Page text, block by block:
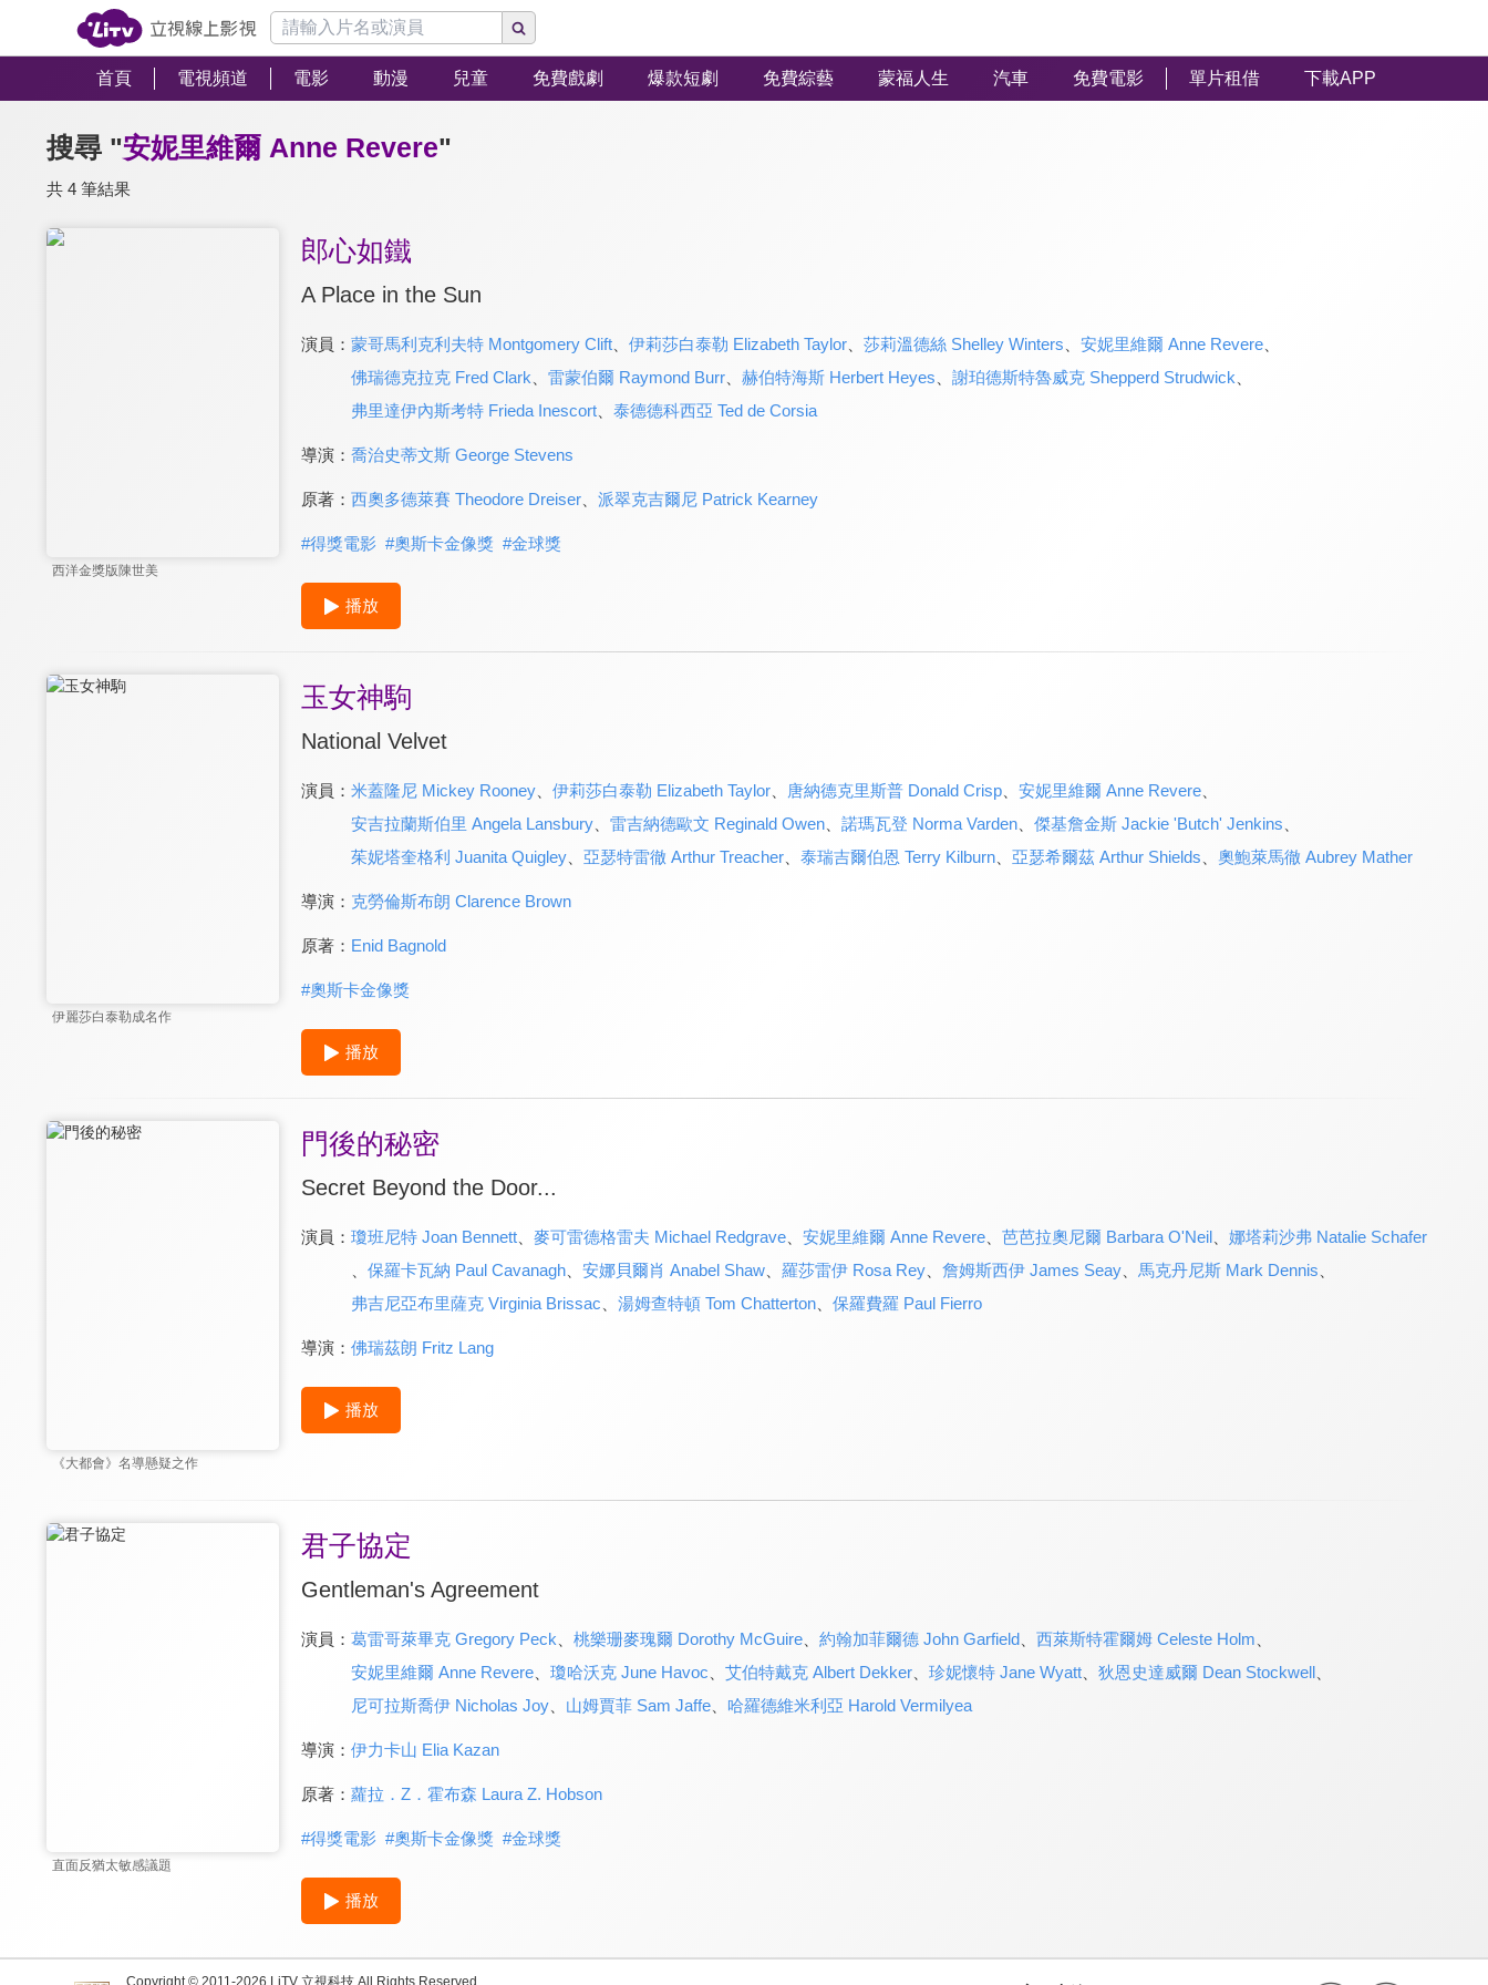
首頁 電視頻道 電影 動漫 兒童 免費戲劇 爆款短劇 免費綜藝 蒙福人生 汽車 免費電影 單片租借 下載APP
搜尋 "安妮里維爾 Anne Revere"
共 4 筆結果
西洋金獎版陳世美
郎心如鐵
A Place in the Sun
演員： 蒙哥馬利克利夫特 Montgomery Clift、 伊莉莎白泰勒 Elizabeth Taylor、 莎莉溫德絲 Shelley Winters 安妮里維爾 Anne Revere、
佛瑞德克拉克 Fred Clark
雷蒙伯爾 Raymond Burr、 赫伯特海斯 Herbert Heyes 謝珀德斯特魯威克 Shepperd Strudwick
弗里達伊內斯考特 Frieda Inescort、 泰德德科西亞 Ted de Corsia
導演： 喬治史蒂文斯 George Stevens
原著： 西奧多德萊賽 Theodore Dreiser、 派翠克吉爾尼 Patrick Kearney
#得獎電影 #奧斯卡金像獎 #金球獎
播放
伊麗莎白泰勒成名作
玉女神駒
National Velvet
演員： 米蓋隆尼 Mickey Rooney、 伊莉莎白泰勒 Elizabeth Taylor、 唐納德克里斯普 Donald Crisp、 安妮里維爾 Anne Revere、
安吉拉蘭斯伯里 Angela Lansbury、 雷吉納德歐文 Reginald Owen、 諾瑪瓦登 Norma Varden、 傑基詹金斯 Jackie 'Butch' Jenkins
茱妮塔奎格利 Juanita Quigley、 亞瑟特雷徹 Arthur Treacher、 泰瑞吉爾伯恩 Terry Kilburn、 亞瑟希爾茲 Arthur Shields 奧鮑萊馬徹 Aubrey Mather
導演： 克勞倫斯布朗 Clarence Brown
原著： Enid Bagnold
#奧斯卡金像獎
播放
《大都會》名導懸疑之作
門後的秘密
Secret Beyond the Door...
演員： 瓊班尼特 Joan Bennett、 麥可雷德格雷夫 Michael Redgrave、 安妮里維爾 Anne Revere、 芭芭拉奧尼爾 Barbara O'Neil、 娜塔莉沙弗 Natalie Schafer
保羅卡瓦納 Paul Cavanagh、 安娜貝爾肖 Anabel Shaw、 羅莎雷伊 Rosa Rey、 詹姆斯西伊 James Seay、 馬克丹尼斯 Mark Dennis
弗吉尼亞布里薩克 Virginia Brissac
湯姆查特頓 Tom Chatterton、 保羅費羅 Paul Fierro
導演： 佛瑞茲朗 Fritz Lang
播放
直面反猶太敏感議題
君子協定
Gentleman's Agreement
演員： 葛雷哥萊畢克 Gregory Peck 桃樂珊麥瑰爾 Dorothy McGuire、 約翰加菲爾德 John Garfield、 西萊斯特霍爾姆 Celeste Holm
安妮里維爾 Anne Revere、 瓊哈沃克 June Havoc 艾伯特戴克 Albert Dekker、 珍妮懷特 Jane Wyatt、 狄恩史達威爾 Dean Stockwell、
尼可拉斯喬伊 Nicholas Joy、 山姆賈菲 Sam Jaffe、 哈羅德維米利亞 Harold Vermilyea
導演： 伊力卡山 Elia Kazan
原著： 蘿拉．Z．霍布森 Laura Z. Hobson
#得獎電影 #奧斯卡金像獎 #金球獎
播放
Copyright © 2011-2026 LiTV 立視科技 All Rights Reserved.